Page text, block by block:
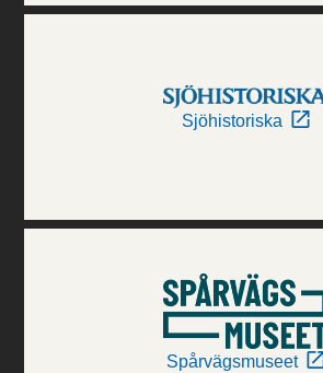
Sjöhistoriska
Spårvägsmuseet